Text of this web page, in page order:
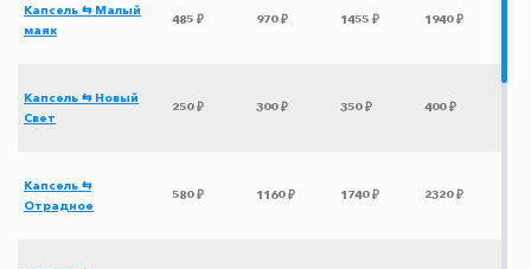
Капсель ⇆ Малый
маяк
485 ₽ 970 ₽ 1455 ₽ 1940 ₽
Капсель ⇆ Новый
Свет
250 ₽ 300 ₽ 350 ₽ 400 ₽
Капсель ⇆
Отрадное
580 ₽ 1160 ₽ 1740 ₽ 2320 ₽